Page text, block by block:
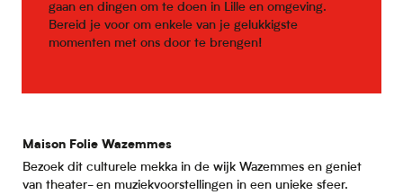
gaan en dingen om te doen in Lille en omgeving.
Bereid je voor om enkele van je gelukkigste
momenten met ons door te brengen!
Maison Folie Wazemmes
Bezoek dit culturele mekka in de wijk Wazemmes en geniet
van theater- en muziekvoorstellingen in een unieke sfeer.